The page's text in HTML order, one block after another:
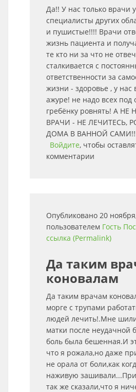
Да!! У нас только врачи
специалисты других
и пушистые!!!! Врачи
жизнь пациента и
те кто ни за что не
сталкивается с
ответственности за
жизни - здоровье , у нас
ажуре! не надо всех под
гребёнку ровнять! А НЕ
ВРАЧИ - НЕ ЛЕЧИТЕСЬ,
ДОМА В ВАННОЙ
Войдите, чтобы
комментарии
Опубликовано 20
пользователем Гость
ссылка (Permalink)
Да таким
коновалам
Да таким врачам
морге с трупами
людей лечить!.Мне
матки после неудачной
боль была бешенная.И
что я рожала,но даже
не орала от боли,как
наживую
так же сказали,что я